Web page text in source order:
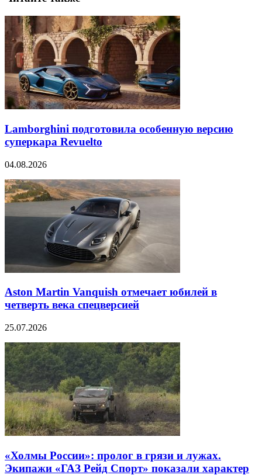
Lamborghini подготовила особенную версию
суперкара Revuelto
04.08.2026
Aston Martin Vanquish отмечает юбилей в
четверть века спецверсией
25.07.2026
«Холмы России»: пролог в грязи и лужах.
Экипажи «ГАЗ Рейд Спорт» показали характер